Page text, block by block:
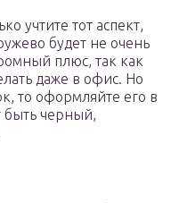
учтите тот аспект,
будет не очень
плюс, так как
даже в офис. Но
то оформляйте его в
быть черный,